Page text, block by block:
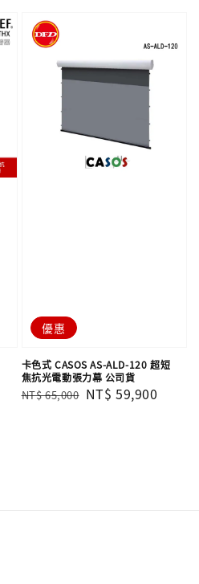
優惠
卡色式 CASOS AS-ALD-120 超短
焦抗光電動張力幕 公司貨
Regular
NT$ 65,000 Sale
NT$ 59,900